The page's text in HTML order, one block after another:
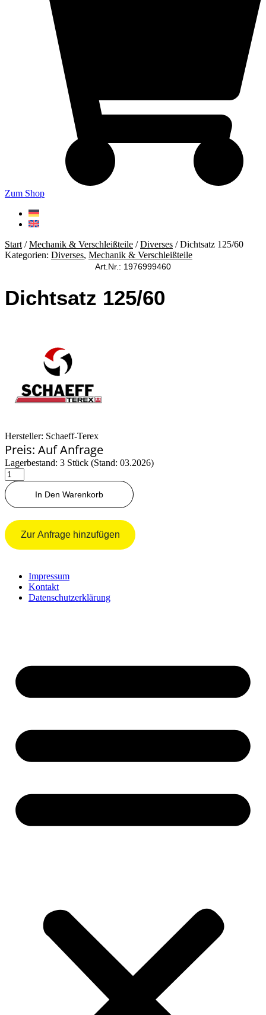
Zum Shop
Start /Mechanik & Verschleißteile /Diverses / Dichtsatz 125/60
Kategorien: Diverses, Mechanik & Verschleißteile
Art.Nr.: 1976999460
Dichtsatz 125/60
Hersteller: Schaeff-Terex
Preis: Auf Anfrage
Lagerbestand: 3 Stück (Stand: 03.2026)
Dichtsatz
125/60
Menge
In Den Warenkorb
Zur Anfrage hinzufügen
Impressum
Kontakt
Datenschutzerklärung